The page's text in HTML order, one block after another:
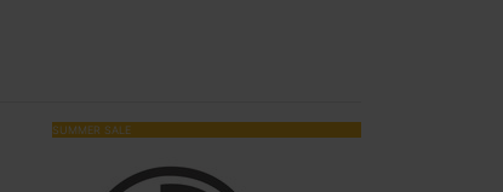
SUMMER SALE